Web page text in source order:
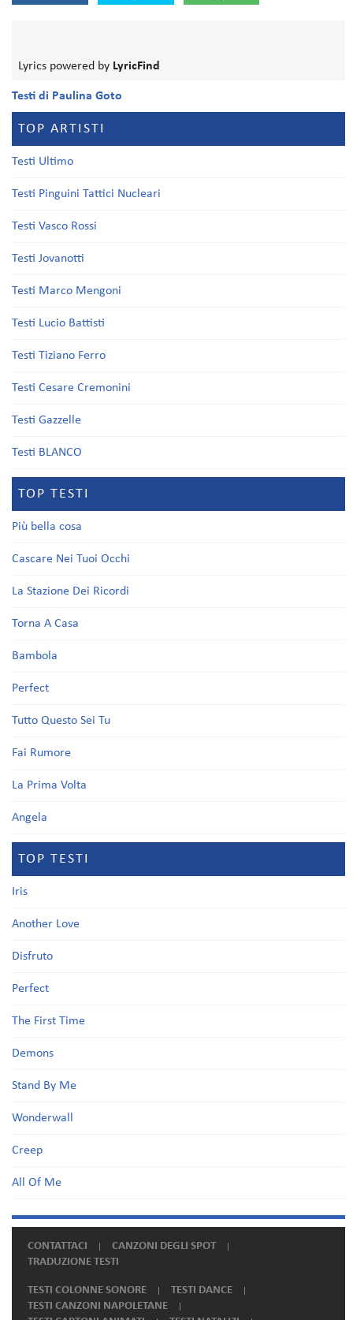
Lyrics powered by LyricFind
Testi di Paulina Goto
TOP ARTISTI
Testi Ultimo
Testi Pinguini Tattici Nucleari
Testi Vasco Rossi
Testi Jovanotti
Testi Marco Mengoni
Testi Lucio Battisti
Testi Tiziano Ferro
Testi Cesare Cremonini
Testi Gazzelle
Testi BLANCO
TOP TESTI
Più bella cosa
Cascare Nei Tuoi Occhi
La Stazione Dei Ricordi
Torna A Casa
Bambola
Perfect
Tutto Questo Sei Tu
Fai Rumore
La Prima Volta
Angela
TOP TESTI
Iris
Another Love
Disfruto
Perfect
The First Time
Demons
Stand By Me
Wonderwall
Creep
All Of Me
CONTATTACI
CANZONI DEGLI SPOT
TRADUZIONE TESTI
TESTI COLONNE SONORE
TESTI DANCE
TESTI CANZONI NAPOLETANE